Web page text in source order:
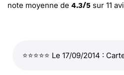
note moyenne de 4.3/5 sur 11
⭐⭐⭐⭐⭐ Le 17/09/2014 :